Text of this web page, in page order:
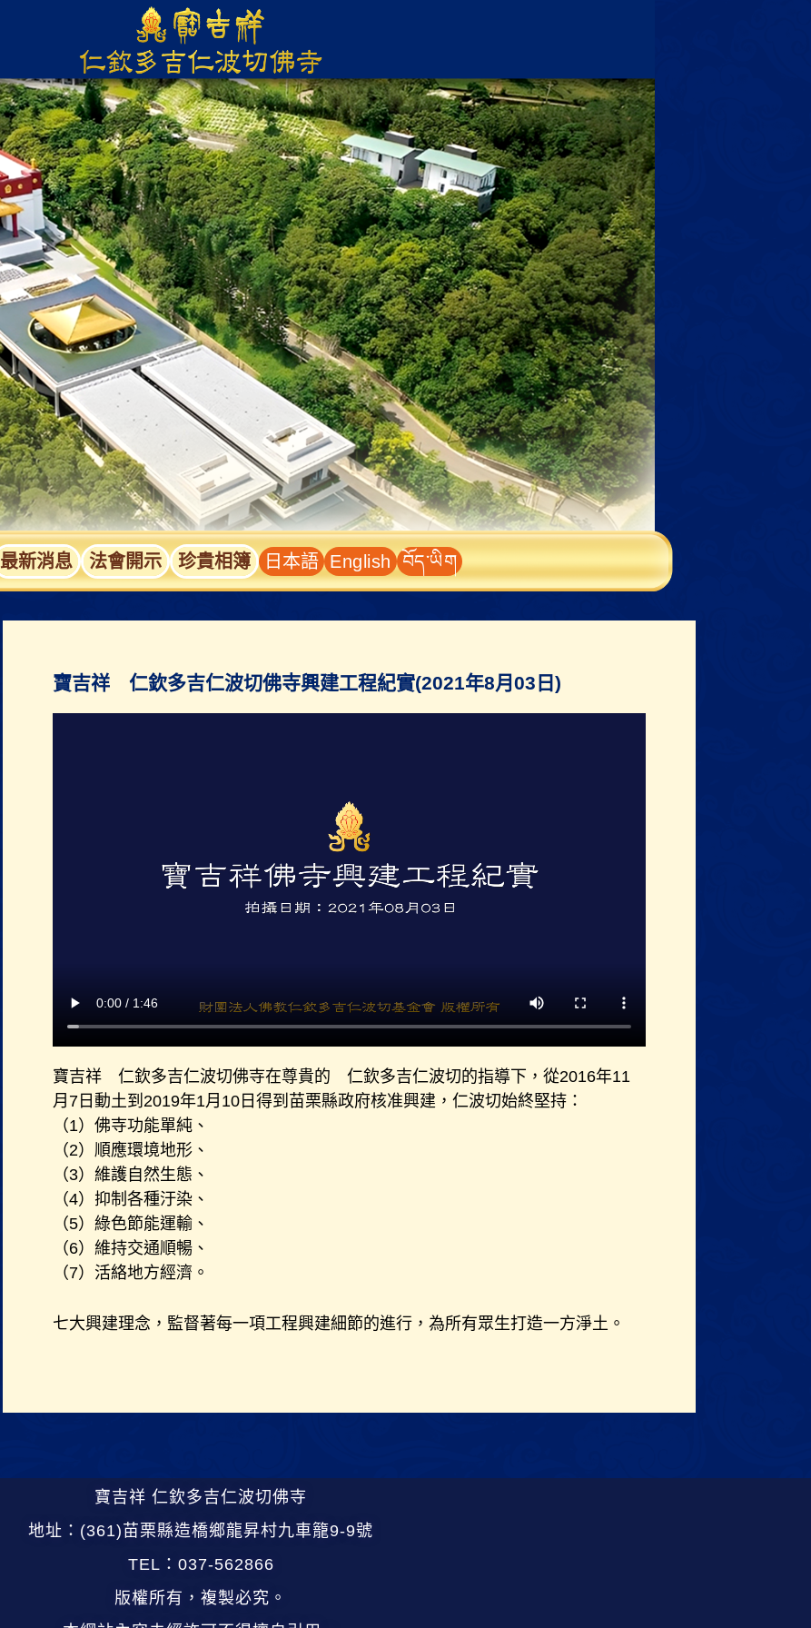
最新消息 法會開示 珍貴相簿 日本語 English བོད་ཡིག
寶吉祥 仁欽多吉仁波切佛寺興建工程紀實(2021年8月03日)
寶吉祥 仁欽多吉仁波切佛寺在尊貴的 仁欽多吉仁波切的指導下，從2016年11
月7日動土到2019年1月10日得到苗栗縣政府核准興建，仁波切始終堅持：
（1）佛寺功能單純、
（2）順應環境地形、
（3）維護自然生態、
（4）抑制各種汙染、
（5）綠色節能運輸、
（6）維持交通順暢、
（7）活絡地方經濟。
七大興建理念，監督著每一項工程興建細節的進行，為所有眾生打造一方淨土。
寶吉祥 仁欽多吉仁波切佛寺
地址：(361)苗栗縣造橋鄉龍昇村九車籠9-9號
TEL：037-562866
版權所有，複製必究。